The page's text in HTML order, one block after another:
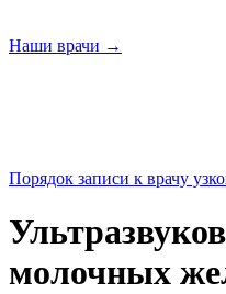
Наши врачи →
Порядок записи к врачу
молочных